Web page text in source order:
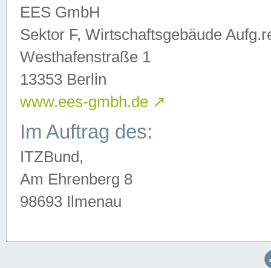
EES GmbH
Sektor F, Wirtschaftsgebäude
Westhafenstraße 1
13353 Berlin
www.ees-gmbh.de ↗
Im Auftrag des:
ITZBund,
Am Ehrenberg 8
98693 Ilmenau